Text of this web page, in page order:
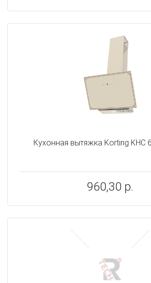
Кухонная вытяжка Korting KHC
960,30 р.